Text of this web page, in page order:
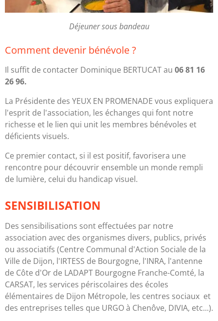
Déjeuner sous bandeau
Comment devenir bénévole ?
Il suffit de contacter Dominique BERTUCAT au 06 81 16
26 96.
La Présidente des YEUX EN PROMENADE vous expliquera
l'esprit de l'association, les échanges qui font notre
richesse et le lien qui unit les membres bénévoles et
déficients visuels.
Ce premier contact, si il est positif, favorisera une
rencontre pour découvrir ensemble un monde rempli
de lumière, celui du handicap visuel.
SENSIBILISATION
Des sensibilisations sont effectuées par notre
association avec des organismes divers, publics, privés
ou associatifs (Centre Communal d'Action Sociale de la
Ville de Dijon, l'IRTESS de Bourgogne, l'INRA, l'antenne
de Côte d'Or de LADAPT Bourgogne Franche-Comté, la
CARSAT, les services périscolaires des écoles
élémentaires de Dijon Métropole, les centres sociaux et
des entreprises telles que URGO à Chenôve, DIVIA, etc...).